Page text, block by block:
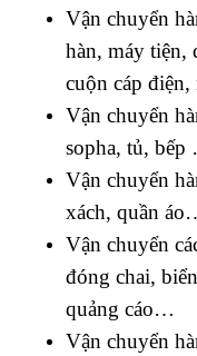
Vận chuyển
hàn, máy tiện,
cuộn cáp
Vận chuyển
sopha, tủ,
Vận chuyển
xách, quần
Vận chuyển
đóng chai,
quảng cáo…
Vận chuyển